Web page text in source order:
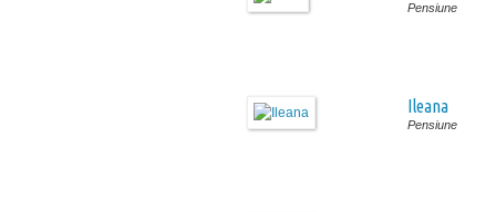
Pensiune
Ileana
Pensiune